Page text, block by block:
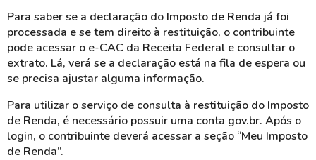
Para saber se a declaração do Imposto de Renda já foi
processada e se tem direito à restituição, o contribuinte
pode acessar o e-CAC da Receita Federal e consultar o
extrato. Lá, verá se a declaração está na fila de espera ou
se precisa ajustar alguma informação.
Para utilizar o serviço de consulta à restituição do Imposto
de Renda, é necessário possuir uma conta gov.br. Após o
login, o contribuinte deverá acessar a seção “Meu Imposto
de Renda”.